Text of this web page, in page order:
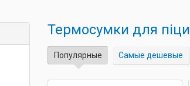
Термосумки для піци
Популярные Самые дешевые